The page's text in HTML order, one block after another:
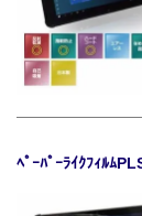
ﾍﾟｰﾊﾟｰﾗｲｸﾌｨﾙﾑ